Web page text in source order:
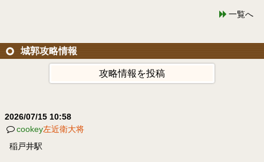
一覧へ
城郭攻略情報
攻略情報を投稿
2026/07/15 10:58
cookey左近衛大将
稲戸井駅